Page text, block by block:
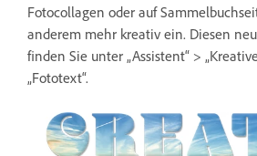
Fotocollagen oder auf
anderem mehr kreativ ein. Diesen
finden Sie unter „Assistent“ >
„Fototext“.